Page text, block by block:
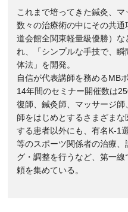
これまで培ってきた鍼灸、マ
数々の治療術の中にその共
道会館全関東軽量級優勝）
れ、「シンプルな手技で、
体法」を開発。
自信が代表講師を務めるMB
14年間のセミナー開催数は
復師、鍼灸師、マッサージ
師をはじめとするさまざま
する患者以外にも、有名K-1
等のスポーツ関係者の治療
グ・調整を行うなど、第一
頼を集めている。